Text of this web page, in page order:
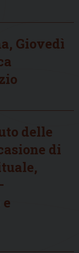
Giovedì
delle
di